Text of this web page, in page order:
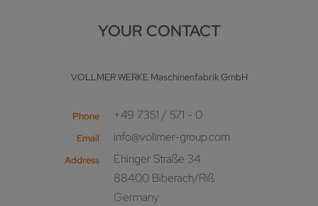
YOUR CONTACT
VOLLMER WERKE Maschinenfabrik GmbH
Phone +49 7351 / 571 - 0
Email info@vollmer-group.com
Address
Ehinger Straße 34
88400 Biberach/Riß
Germany